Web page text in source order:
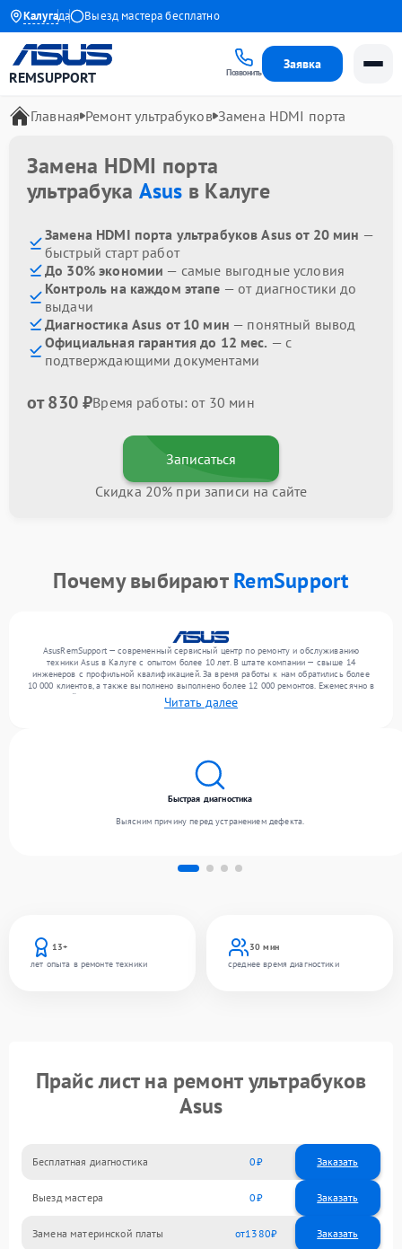
Калуга
до 1 года Выезд мастера бесплатно
REMSUPPORT Позвонить
Заявка
Главная Ремонт ультрабуков Замена HDMI порта
Замена HDMI порта
ультрабука Asus в Калуге
Замена HDMI порта ультрабуков Asus от 20 мин —
быстрый старт работ
До 30% экономии — самые выгодные условия
Контроль на каждом этапе — от диагностики до
выдачи
Диагностика Asus от 10 мин — понятный вывод
Официальная гарантия до 12 мес. — с
подтверждающими документами
от 830 ₽Время работы: от 30 мин
Записаться
Скидка 20% при записи на сайте
Почему выбираютRemSupport
AsusRemSupport — современный сервисный центр по ремонту и обслуживанию
техники Asus в Калуге с опытом более 10 лет. В штате компании — свыше 14
инженеров с профильной квалификацией. За время работы к нам обратились более
10 000 клиентов, а также выполнено выполнено более 12 000 ремонтов. Ежемесячно в
сервисный центр поступает свыше 300 единиц техники, включая , , . Мы работаем с
широким спектром неисправностей и гарантируем высокое качество обслуживания
Читать далее
13+
лет опыта в ремонте техники
30 мин
среднее время диагностики
Быстрая диагностика
Выясним причину перед устранением дефекта.
Прайс лист на ремонт ультрабуков
Asus
Бесплатная диагностика 0 Заказать
Выезд мастера 0 Заказать
Замена материнской платы 1380